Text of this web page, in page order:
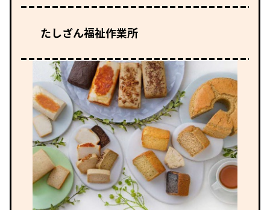
たしざん福祉作業所